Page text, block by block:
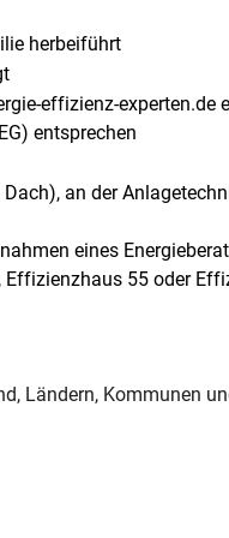
5-
Duschen
ist Photovoltaik: FAQ
(GEG)
optimieren
Wärmepumpe für
Ölheizung – hallo
herbeiführt
effizienz-experten.de
entsprechen
an der
eines
55 oder
Ländern, Kommunen